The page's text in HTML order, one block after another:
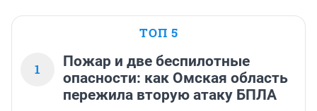
ТОП 5
1
Пожар и две беспилотные
опасности: как Омская область
пережила вторую атаку БПЛА